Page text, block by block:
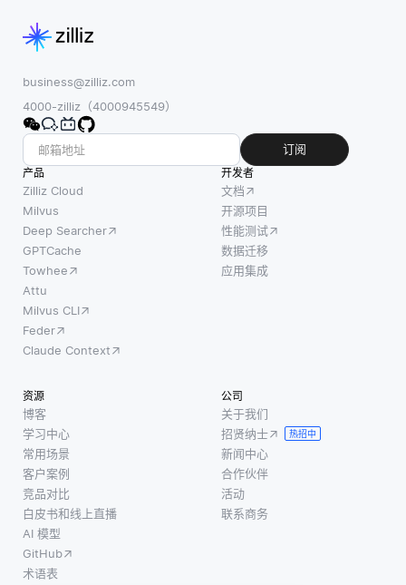
business@zilliz.com
4000-zilliz（4000945549）
订阅
产品
Zilliz Cloud
Milvus
Deep Searcher
GPTCache
Towhee
Attu
Milvus CLI
Feder
Claude Context
开发者
文档
开源项目
性能测试
数据迁移
应用集成
资源
博客
学习中心
常用场景
客户案例
竞品对比
白皮书和线上直播
AI 模型
GitHub
术语表
公司
关于我们
招贤纳士
热招中
新闻中心
合作伙伴
活动
联系商务